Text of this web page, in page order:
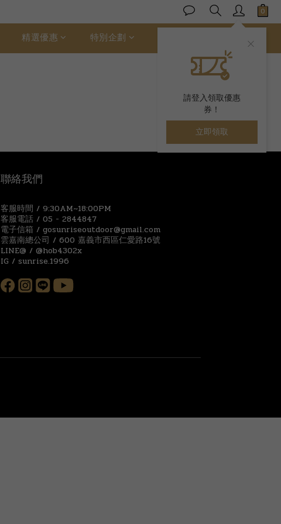
請登入領取優惠
券！
立即領取
精選優惠 特別企劃
聯絡我們
客服時間 / 9:30AM~18:00PM
客服電話 / 05 - 2844847
電子信箱 / gosunriseoutdoor@gmail.com
雲嘉南總公司 / 600 嘉義市西區仁愛路16號
LINE@ / @hob4302x
IG / sunrise.1996